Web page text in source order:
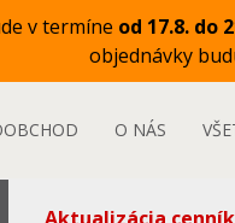
v termíne od 17.8. do
objednávky
O NÁS